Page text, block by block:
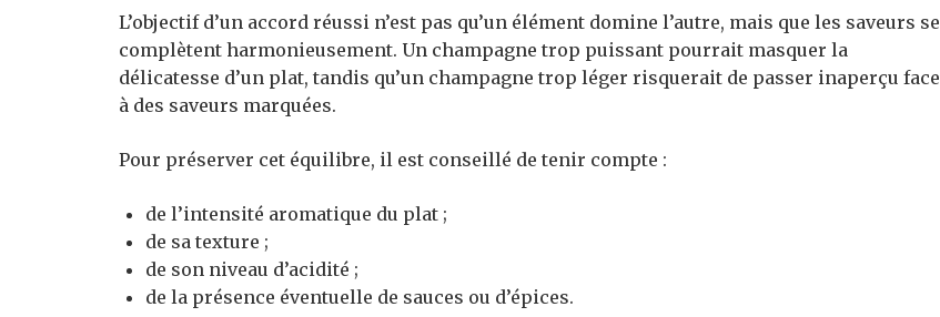
L’objectif d’un accord réussi n’est pas qu’un élément domine l’autre, mais que les saveurs se
complètent harmonieusement. Un champagne trop puissant pourrait masquer la
délicatesse d’un plat, tandis qu’un champagne trop léger risquerait de passer inaperçu face
à des saveurs marquées.
Pour préserver cet équilibre, il est conseillé de tenir compte :
de l’intensité aromatique du plat ;
de sa texture ;
de son niveau d’acidité ;
de la présence éventuelle de sauces ou d’épices.